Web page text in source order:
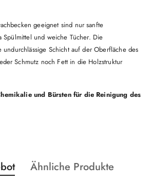
geeignet sind nur sanfte
Spülmittel und weiche Tücher. Die
Schicht auf der Oberfläche des
Schmutz noch Fett in die Holzstruktur
und Bürsten für die Reinigung des
das Karussell der Produkte
Statusprodukte:
Ähnliche Produkte